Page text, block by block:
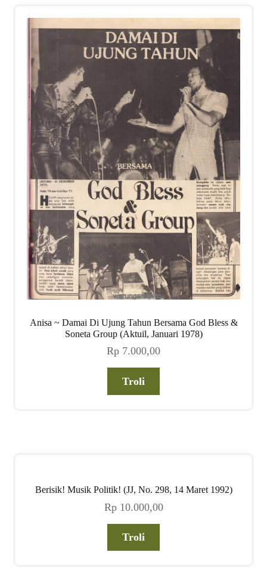
Anisa ~ Damai Di Ujung Tahun Bersama God Bless &
Soneta Group (Aktuil, Januari 1978)
Rp 7.000,00
Troli
Berisik! Musik Politik! (JJ, No. 298, 14 Maret 1992)
Rp10.000,00
Troli